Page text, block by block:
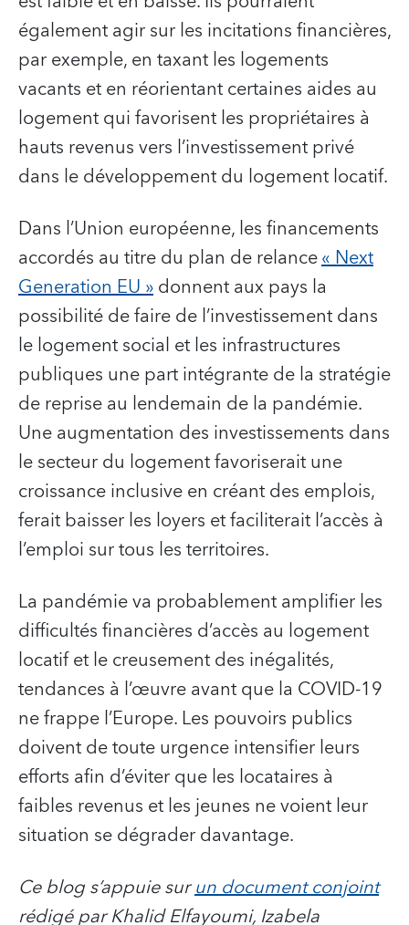
également agir sur les incitations financières,
par exemple, en taxant les logements
vacants et en réorientant certaines aides au
logement qui favorisent les propriétaires à
hauts revenus vers l’investissement privé
dans le développement du logement locatif.
Dans l’Union européenne, les financements
accordés au titre du plan de relance« Next
Generation EU »donnent aux pays la
possibilité de faire de l’investissement dans
le logement social et les infrastructures
publiques une part intégrante de la stratégie
de reprise au lendemain de la pandémie.
Une augmentation des investissements dans
le secteur du logement favoriserait une
croissance inclusive en créant des emplois,
ferait baisser les loyers et faciliterait l’accès à
l’emploi sur tous les territoires.
La pandémie va probablement amplifier les
difficultés financières d’accès au logement
locatif et le creusement des inégalités,
tendances à l’œuvre avant que la COVID-19
ne frappe l’Europe. Les pouvoirs publics
doivent de toute urgence intensifier leurs
efforts afin d’éviter que les locataires à
faibles revenus et les jeunes ne voient leur
situation se dégrader davantage.
Ce blog s’appuie surun document conjoint
rédigé par Khalid Elfayoumi, Izabela